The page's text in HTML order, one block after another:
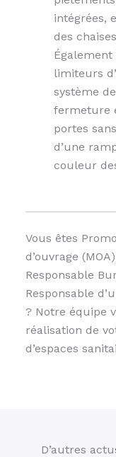
intégrées,
des
Également
limiteurs
système
fermeture
portes
d’une
couleur
Vous êtes
d’ouvrage
Responsable
Responsable
? Notre équipe
réalisation de
d’espaces
D’autres